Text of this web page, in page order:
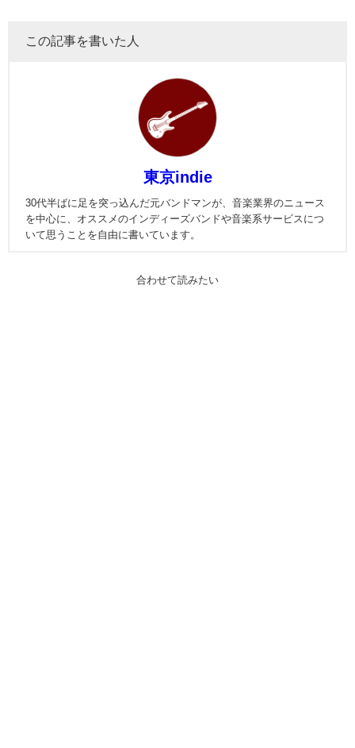
この記事を書いた人
東京indie
30代半ばに足を突っ込んだ元バンドマンが、音楽業界のニュース
を中心に、オススメのインディーズバンドや音楽系サービスにつ
いて思うことを自由に書いています。
合わせて読みたい